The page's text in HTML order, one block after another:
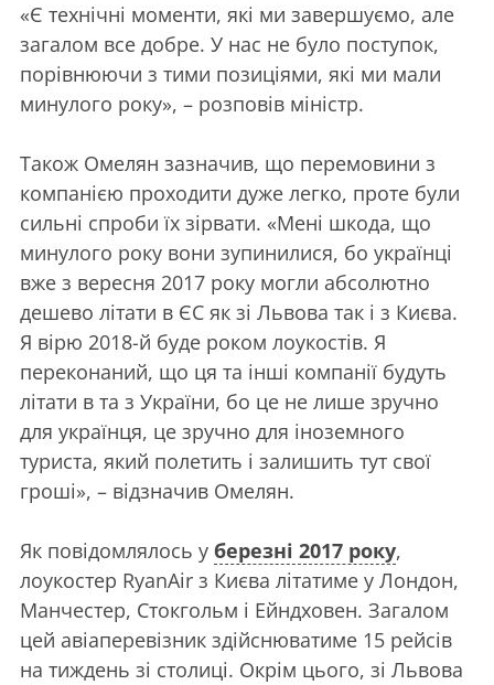
«Є технічні моменти, які ми завершуємо, але
загалом все добре. У нас не було поступок,
порівнюючи з тими позиціями, які ми мали
минулого року», – розповів міністр.
Також Омелян зазначив, що перемовини з
компанією проходити дуже легко, проте були
сильні спроби їх зірвати. «Мені шкода, що
минулого року вони зупинилися, бо українці
вже з вересня 2017 року могли абсолютно
дешево літати в ЄС як зі Львова так і з Києва.
Я вірю 2018-й буде роком лоукостів. Я
переконаний, що ця та інші компанії будуть
літати в та з України, бо це не лише зручно
для українця, це зручно для іноземного
туриста, який полетить і залишить тут свої
гроші», – відзначив Омелян.
Як повідомлялось у березні 2017 року,
лоукостер RyanAir з Києва літатиме у Лондон,
Манчестер, Стокгольм і Ейндховен. Загалом
цей авіаперевізник здійснюватиме 15 рейсів
на тиждень зі столиці. Окрім цього, зі Львова